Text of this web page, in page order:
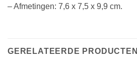
– Afmetingen: 7,6 x 7,5 x 9,9 cm.
GERELATEERDE PRODUCTEN